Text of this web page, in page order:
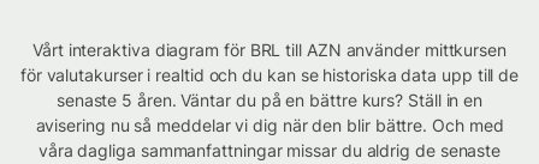
Vårt interaktiva diagram för BRL till AZN använder mittkursen
för valutakurser i realtid och du kan se historiska data upp till de
senaste 5 åren. Väntar du på en bättre kurs? Ställ in en
avisering nu så meddelar vi dig när den blir bättre. Och med
våra dagliga sammanfattningar missar du aldrig de senaste